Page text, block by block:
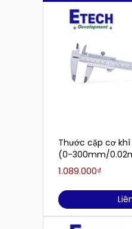
Thước cặp cơ khí
(0-300mm/
1.089.000₫